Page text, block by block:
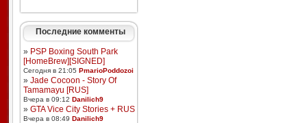
Последние комменты
» PSP Boxing South Park
[HomeBrew][SIGNED]
Сегодня в 21:05 PmarioPoddozoi
» Jade Cocoon - Story Of
Tamamayu [RUS]
Вчера в 09:12 Danilich9
» GTA Vice City Stories + RUS
Вчера в 08:49 Danilich9